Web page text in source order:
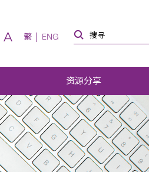
A 繁 ENG
资源分享